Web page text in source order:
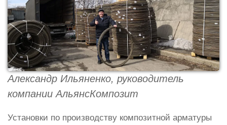
Александр Ильяненко, руководитель
компании АльянсКомпозит
Установки по производству композитной арматуры